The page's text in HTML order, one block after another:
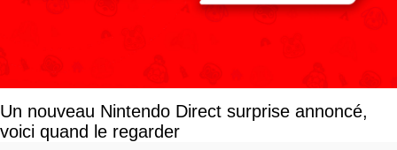
Un nouveau Nintendo Direct surprise annoncé,
voici quand le regarder